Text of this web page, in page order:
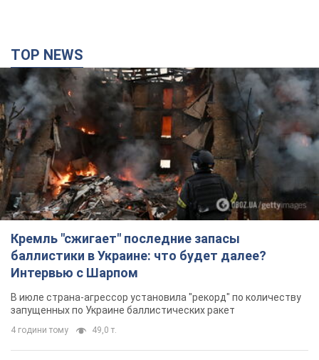
TOP NEWS
Кремль "сжигает" последние запасы
баллистики в Украине: что будет далее?
Интервью с Шарпом
В июле страна-агрессор установила "рекорд" по количеству
запущенных по Украине баллистических ракет
4 години тому 49,0 т.